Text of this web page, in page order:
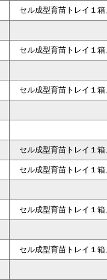
セル成型育苗トレイ１
セル成型育苗トレイ１
セル成型育苗トレイ１
セル成型育苗トレイ１
セル成型育苗トレイ１
セル成型育苗トレイ１
セル成型育苗トレイ１